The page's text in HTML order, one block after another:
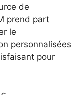
de
prend part
le
personnalisées
pour